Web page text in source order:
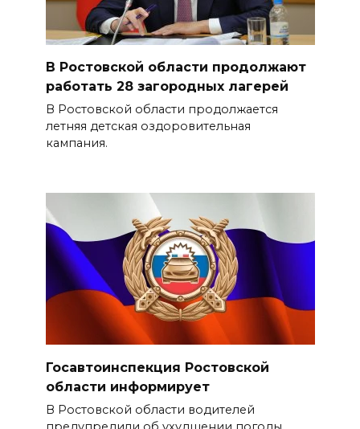
В Ростовской области продолжают
работать 28 загородных лагерей
В Ростовской области продолжается
летняя детская оздоровительная
кампания.
Госавтоинспекция Ростовской
области информирует
В Ростовской области водителей